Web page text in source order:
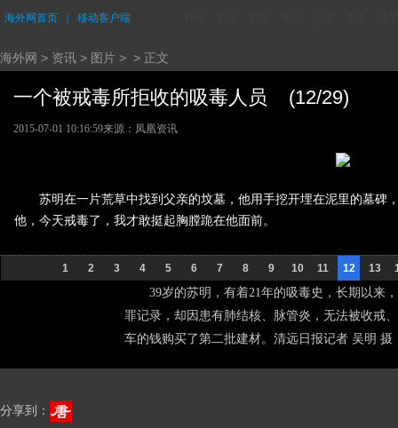
海外网首页 移动客户端
海外网 > 资讯 > 图片 > > 正文
一个被戒毒所拒收的吸毒人员 (12/29)
2015-07-01 10:16:59来源： 凤凰资讯
苏明在一片荒草中找到父亲的坟墓，他用手挖开埋在泥里的墓碑
他，今天戒毒了，我才敢挺起胸膛跪在他面前。
1 2 3 4 5 6 7 8 9 10 11 12 13
39岁的苏明，有着21年的吸毒史，长期以来
罪记录，却因患有肺结核、脉管炎，无法被收戒
车的钱购买了第二批建材。清远日报记者 吴明 摄
分享到：